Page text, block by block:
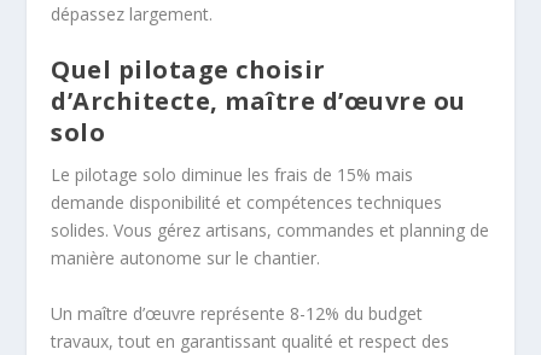
dépassez largement.
Quel pilotage choisir
d’Architecte, maître d’œuvre ou
solo
Le pilotage solo diminue les frais de 15% mais
demande disponibilité et compétences techniques
solides. Vous gérez artisans, commandes et planning de
manière autonome sur le chantier.
Un maître d’œuvre représente 8-12% du budget
travaux, tout en garantissant qualité et respect des